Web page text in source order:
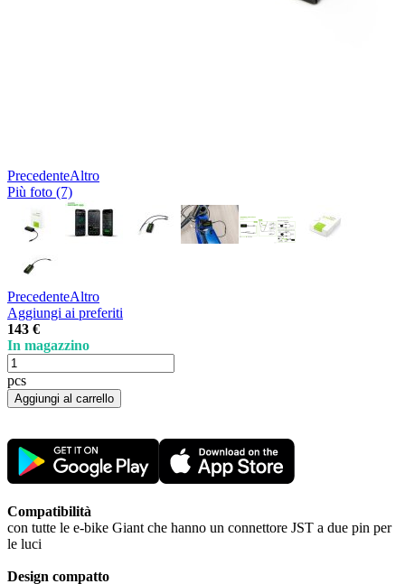
PrecedenteAltro
Più foto (7)
PrecedenteAltro
Aggiungi ai preferiti
143 €
In magazzino
pcs
Aggiungi al carrello
Compatibilità
con tutte le e-bike Giant che hanno un connettore JST a due pin per
le luci
Design compatto